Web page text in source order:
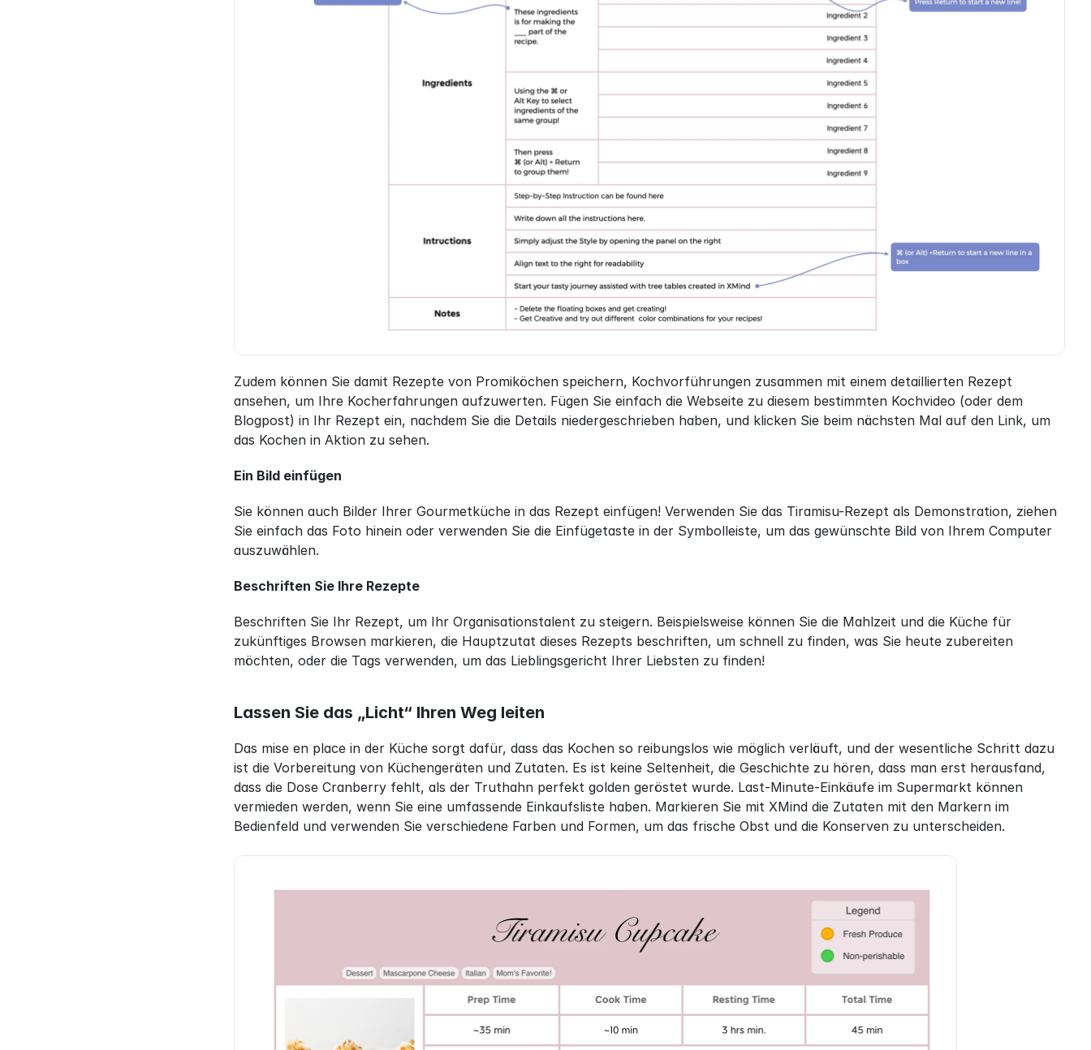
Zudem können Sie damit Rezepte von Promiköchen speichern, Kochvorführungen zusammen mit einem detaillierten Rezept
ansehen, um Ihre Kocherfahrungen aufzuwerten. Fügen Sie einfach die Webseite zu diesem bestimmten Kochvideo (oder dem
Blogpost) in Ihr Rezept ein, nachdem Sie die Details niedergeschrieben haben, und klicken Sie beim nächsten Mal auf den Link, um
das Kochen in Aktion zu sehen.
Ein Bild einfügen
Sie können auch Bilder Ihrer Gourmetküche in das Rezept einfügen! Verwenden Sie das Tiramisu-Rezept als Demonstration, ziehen
Sie einfach das Foto hinein oder verwenden Sie die Einfügetaste in der Symbolleiste, um das gewünschte Bild von Ihrem Computer
auszuwählen.
Beschriften Sie Ihre Rezepte
Beschriften Sie Ihr Rezept, um Ihr Organisationstalent zu steigern. Beispielsweise können Sie die Mahlzeit und die Küche für
zukünftiges Browsen markieren, die Hauptzutat dieses Rezepts beschriften, um schnell zu finden, was Sie heute zubereiten
möchten, oder die Tags verwenden, um das Lieblingsgericht Ihrer Liebsten zu finden!
Lassen Sie das „Licht“ Ihren Weg leiten
Das mise en place in der Küche sorgt dafür, dass das Kochen so reibungslos wie möglich verläuft, und der wesentliche Schritt dazu
ist die Vorbereitung von Küchengeräten und Zutaten. Es ist keine Seltenheit, die Geschichte zu hören, dass man erst herausfand,
dass die Dose Cranberry fehlt, als der Truthahn perfekt golden geröstet wurde. Last-Minute-Einkäufe im Supermarkt können
vermieden werden, wenn Sie eine umfassende Einkaufsliste haben. Markieren Sie mit XMind die Zutaten mit den Markern im
Bedienfeld und verwenden Sie verschiedene Farben und Formen, um das frische Obst und die Konserven zu unterscheiden.